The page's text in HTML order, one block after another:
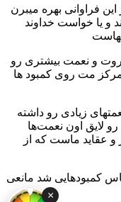
فراوانی بهره میبرن
و یا خواست خداوند
و نعمت بیشتری رو
مت روی کمبود ها
زیادی رو داشته
لایق اون نعمت‌ها
و عقاید ماست که از
کمبودهایی شد مانعی
×